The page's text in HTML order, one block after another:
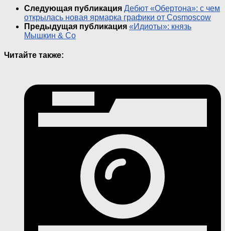
Следующая публикация Дебют «Обертона»: с чем
открылась новая ярмарка графики от Cosmoscow
Предыдущая публикация «Идиоты»: князь
Мышкин & Со
Читайте также: